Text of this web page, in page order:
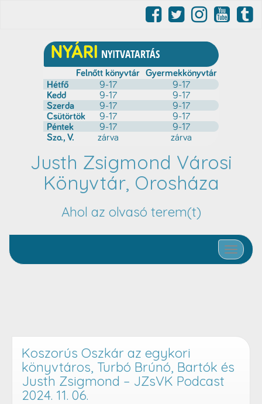
Justh Zsigmond Városi
Könyvtár, Orosháza
Ahol az olvasó terem(t)
Toggle
Koszorús Oszkár az egykori
könyvtáros, Turbó Brúnó, Bartók és
Justh Zsigmond – JZsVK Podcast
2024. 11. 06.